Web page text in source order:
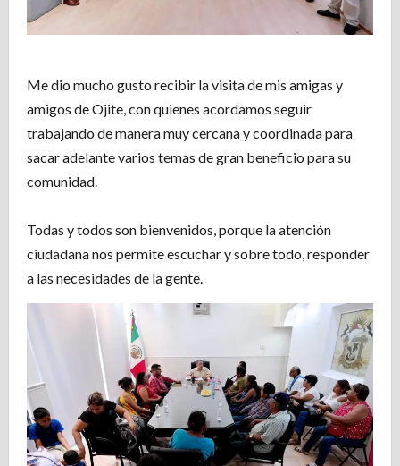
Me dio mucho gusto recibir la visita de mis amigas y
amigos de Ojite, con quienes acordamos seguir
trabajando de manera muy cercana y coordinada para
sacar adelante varios temas de gran beneficio para su
comunidad.
Todas y todos son bienvenidos, porque la atención
ciudadana nos permite escuchar y sobre todo, responder
a las necesidades de la gente.